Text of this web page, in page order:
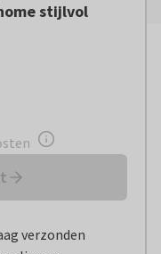
stijlvol
verzonden